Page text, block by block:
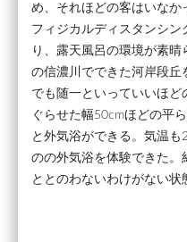
め、それほどの客はいなか
フィジカルディスタンシ
り、露天風呂の環境が素
の信濃川でできた河岸段丘
でも随一といっていいほ
ぐらせた幅50cmほどの平
と外気浴ができる。気温
のの外気浴を体験できた。
ととのわないわけがない状